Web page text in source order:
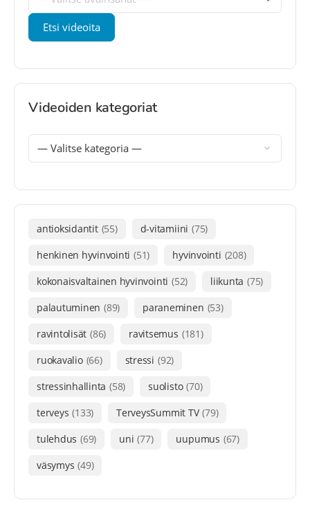
Videoiden kategoriat
antioksidantit (55) d-vitamiini (75)
henkinen hyvinvointi (51) hyvinvointi (208)
kokonaisvaltainen hyvinvointi (52) liikunta (75)
palautuminen (89) paraneminen (53)
ravintolisät (86) ravitsemus (181)
ruokavalio (66) stressi (92)
stressinhallinta (58) suolisto (70)
terveys (133) TerveysSummit TV (79)
tulehdus (69) uni (77) uupumus (67)
väsymys (49)